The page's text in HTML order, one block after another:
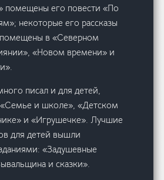
помещены его повести «По
некоторые его рассказы
в «Северном
«Новом времени» и
писал и для детей,
«Семье и школе», «Детском
и «Игрушечке». Лучшие
для детей вышли
«Задушевные
и сказки».